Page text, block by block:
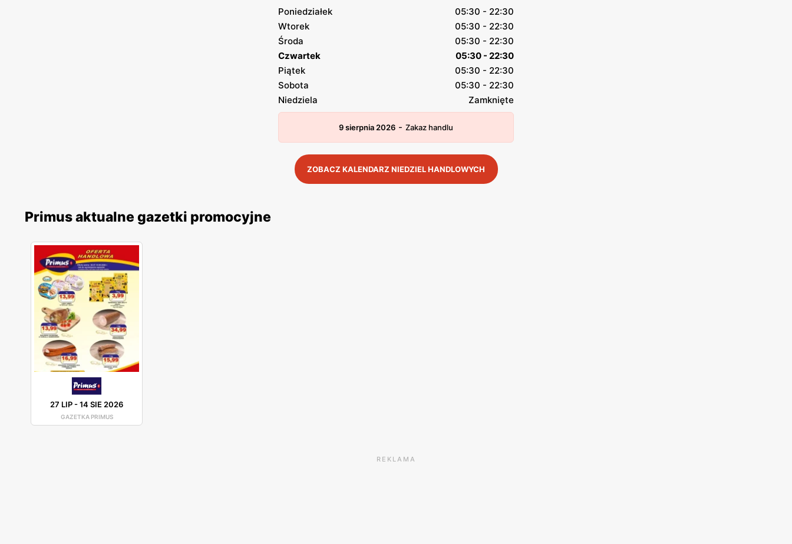
Poniedziałek
05:30 - 22:30
Wtorek
05:30 - 22:30
Środa
05:30 - 22:30
Czwartek
05:30 - 22:30
Piątek
05:30 - 22:30
Sobota
05:30 - 22:30
Niedziela
Zamknięte
9 sierpnia 2026 - Zakaz handlu
ZOBACZ KALENDARZ NIEDZIEL HANDLOWYCH
Primus aktualne gazetki promocyjne
27 LIP-14 SIE 2026
GAZETKA PRIMUS
REKLAMA